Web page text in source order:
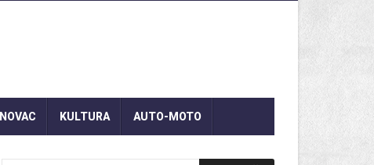
NOVAC KULTURA AUTO-MOTO